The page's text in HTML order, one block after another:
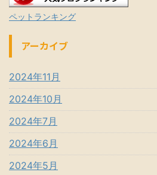
ペットランキング
アーカイブ
2024年11月
2024年10月
2024年7月
2024年6月
2024年5月